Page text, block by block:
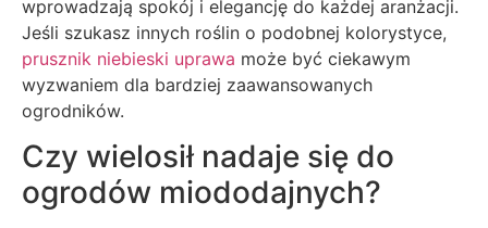
wprowadzają spokój i elegancję do każdej aranżacji.
Jeśli szukasz innych roślin o podobnej kolorystyce,
prusznik niebieski uprawa może być ciekawym
wyzwaniem dla bardziej zaawansowanych
ogrodników.
Czy wielosił nadaje się do
ogrodów miododajnych?